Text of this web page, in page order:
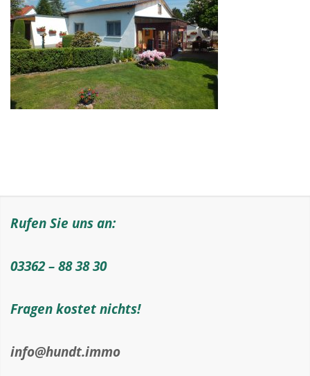
Rufen Sie uns an:
03362 – 88 38 30
Fragen kostet nichts!
info@hundt.immo